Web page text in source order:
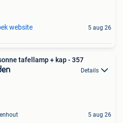
website 5 aug 26
Cloisonne tafellamp + kap - 357
Details
5 aug 26